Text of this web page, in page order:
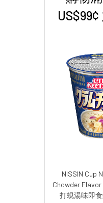
US$99¢
NISSIN Cup
Chowder
打蜆湯味即